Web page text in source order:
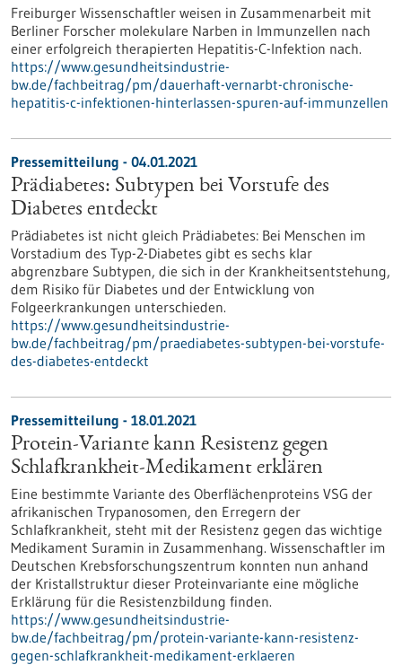
Freiburger Wissenschaftler weisen in Zusammenarbeit mit
Berliner Forscher molekulare Narben in Immunzellen nach
einer erfolgreich therapierten Hepatitis-C-Infektion nach.
https://www.gesundheitsindustrie-
bw.de/fachbeitrag/pm/dauerhaft-vernarbt-chronische-
hepatitis-c-infektionen-hinterlassen-spuren-auf-immunzellen
Pressemitteilung - 04.01.2021
Prädiabetes: Subtypen bei Vorstufe des
Diabetes entdeckt
Prädiabetes ist nicht gleich Prädiabetes: Bei Menschen im
Vorstadium des Typ-2-Diabetes gibt es sechs klar
abgrenzbare Subtypen, die sich in der Krankheitsentstehung,
dem Risiko für Diabetes und der Entwicklung von
Folgeerkrankungen unterschieden.
https://www.gesundheitsindustrie-
bw.de/fachbeitrag/pm/praediabetes-subtypen-bei-vorstufe-
des-diabetes-entdeckt
Pressemitteilung - 18.01.2021
Protein-Variante kann Resistenz gegen
Schlafkrankheit-Medikament erklären
Eine bestimmte Variante des Oberflächenproteins VSG der
afrikanischen Trypanosomen, den Erregern der
Schlafkrankheit, steht mit der Resistenz gegen das wichtige
Medikament Suramin in Zusammenhang. Wissenschaftler im
Deutschen Krebsforschungszentrum konnten nun anhand
der Kristallstruktur dieser Proteinvariante eine mögliche
Erklärung für die Resistenzbildung finden.
https://www.gesundheitsindustrie-
bw.de/fachbeitrag/pm/protein-variante-kann-resistenz-
gegen-schlafkrankheit-medikament-erklaeren